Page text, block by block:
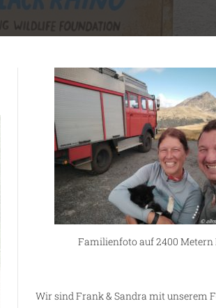
Familienfoto auf 2400 Metern
Wir sind Frank & Sandra mit unserem